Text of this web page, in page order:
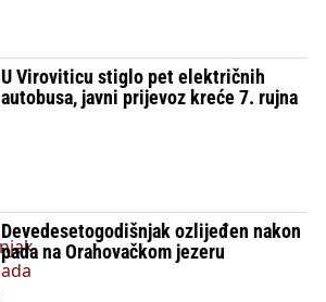
U Viroviticu stiglo pet električnih
autobusa, javni prijevoz kreće 7. rujna
Devedesetogodišnjak ozlijeđen nakon
pada na Orahovačkom jezeru